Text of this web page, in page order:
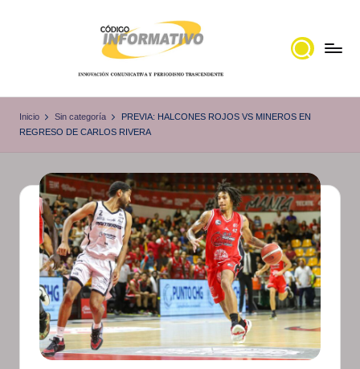
ó
i
g
o
I
n
f
o
r
noticias
Inicio Sin categoría
PREVIA: HALCONES ROJOS VS MINEROS EN
REGRESO DE CARLOS RIVERA